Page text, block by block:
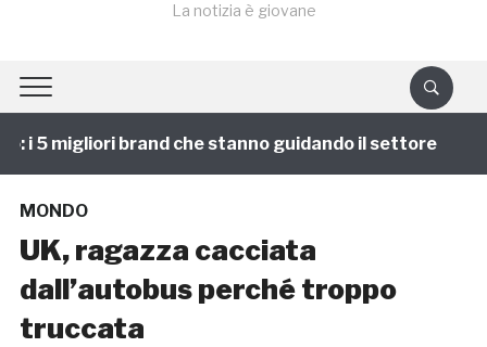
La notizia è giovane
5 migliori brand che stanno guidando il settore
MONDO
UK, ragazza cacciata
dall’autobus perché troppo
truccata